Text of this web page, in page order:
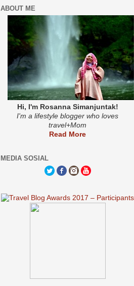
ABOUT ME
Hi, I'm Rosanna Simanjuntak!
I'm a lifestyle blogger who loves
travel+Mom
Read More
MEDIA SOSIAL